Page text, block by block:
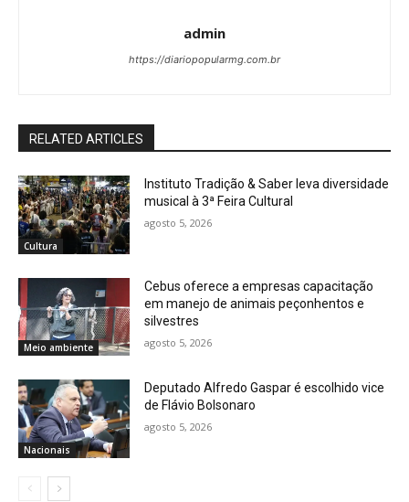
admin
https://diariopopularmg.com.br
RELATED ARTICLES
Cultura
Instituto Tradição & Saber leva diversidade
musical à 3ª Feira Cultural
agosto 5, 2026
Meio ambiente
Cebus oferece a empresas capacitação
em manejo de animais peçonhentos e
silvestres
agosto 5, 2026
Nacionais
Deputado Alfredo Gaspar é escolhido vice
de Flávio Bolsonaro
agosto 5, 2026